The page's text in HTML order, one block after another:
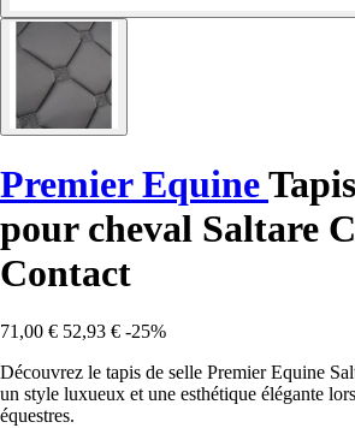
Premier Equine
pour cheval Saltare
Contact
71,00 € 52,93 € -25%
Découvrez le tapis de selle Premier Equine
un style luxueux et une esthétique élégante
équestres.